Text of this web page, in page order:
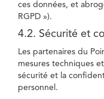
ces données, et
RGPD »).
4.2. Sécurité et
Les partenaires du
mesures techniques
sécurité et la
personnel.